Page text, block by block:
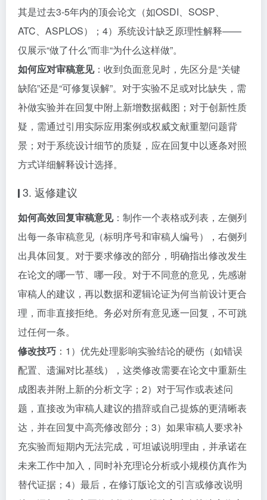
其是过去3-5年内的顶会论文（如OSDI、SOSP、
ATC、ASPLOS）；4）系统设计缺乏原理性解释——
仅展示“做了什么”而非“为什么这样做”。
如何应对审稿意见：收到负面意见时，先区分是“关键
缺陷”还是“可修复误解”。对于实验不足或对比缺失，需
补做实验并在回复中附上新增数据截图；对于创新性质
疑，需通过引用实际应用案例或权威文献重塑问题背
景；对于系统设计细节的质疑，应在回复中以逐条对照
方式详细解释设计选择。
3. 返修建议
如何高效回复审稿意见：制作一个表格或列表，左侧列
出每一条审稿意见（标明序号和审稿人编号），右侧列
出具体回复。对于要求修改的部分，明确指出修改发生
在论文的哪一节、哪一段。对于不同意的意见，先感谢
审稿人的建议，再以数据和逻辑论证为何当前设计更合
理，而非直接拒绝。务必对所有意见逐一回复，不可跳
过任何一条。
修改技巧 ：1）优先处理影响实验结论的硬伤（如错误
配置、遗漏对比基线），这类修改需要在论文中重新生
成图表并附上新的分析文字；2）对于写作或表述问
题，直接改为审稿人建议的措辞或自己提炼的更清晰表
达，并在回复中高亮修改部分；3）如果审稿人要求补
充实验而短期内无法完成，可坦诚说明理由，并承诺在
未来工作中加入，同时补充理论分析或小规模仿真作为
替代证据；4）最后，在修订版论文的引言或修改说明